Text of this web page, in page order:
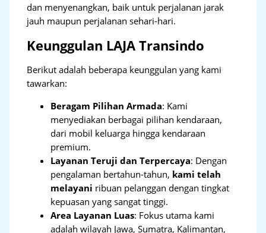
dan menyenangkan, baik untuk perjalanan jarak
jauh maupun perjalanan sehari-hari.
Keunggulan LAJA Transindo
Berikut adalah beberapa keunggulan yang kami
tawarkan:
Beragam Pilihan Armada: Kami
menyediakan berbagai pilihan kendaraan,
dari mobil keluarga hingga kendaraan
premium.
Layanan Teruji dan Terpercaya: Dengan
pengalaman bertahun-tahun, kami telah
melayani ribuan pelanggan dengan tingkat
kepuasan yang sangat tinggi.
Area Layanan Luas: Fokus utama kami
adalah wilayah Jawa, Sumatra, Kalimantan,